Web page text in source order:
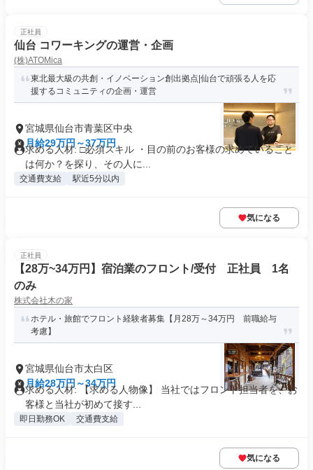
正社員
仙台 コワーキングの運営・企画
(株)ATOMica
東北最大級の共創・イノベーション創出拠点|仙台で頑張る人を応
援するコミュニティの企画・運営
宮城県仙台市青葉区中央
月給29万円～37万円
求める人材: □必須スキル ・目の前のお客様の求めていること
は何か？を探り、その人に...
交通費支給 駅近5分以内
気になる
正社員
【28万~34万円】宿泊業のフロント/受付 正社員 1名
のみ
株式会社木の家
ホテル・旅館でフロント経験者募集【月28万～34万円 前職給与
考慮】
宮城県仙台市太白区
月給28万円～34万円
求める人材: 【求める人物像】 当社ではフロント担当者を、お
客様と当社が初めて接す...
即日勤務OK 交通費支給
気になる